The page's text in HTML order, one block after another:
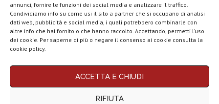
annunci, fornire le funzioni dei social media e analizzare il traffico.
Condividiamo info su come usi il sito a partner che si occupano di analisi
dati web, pubblicità e social media, i quali potrebbero combinarle con
altre info che hai fornito o che hanno raccolto. Accettando, permetti l’uso
dei cookie. Per saperne di più o negare il consenso ai cookie consulta la
cookie policy.
ACCETTA E CHIUDI
RIFIUTA
Chi siamo Contatti Disclaimer Privacy policy
Questo blog non rappresenta una testata giornalistica in quanto viene aggiornato
LEGGI ANCHE
Google lancia
Search Live con
Rassegna stampa